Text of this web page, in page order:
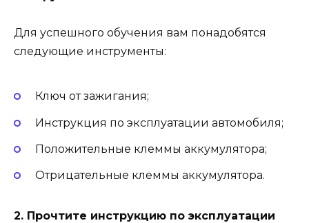
Для успешного обучения вам понадобятся
следующие инструменты:
Ключ от зажигания;
Инструкция по эксплуатации автомобиля;
Положительные клеммы аккумулятора;
Отрицательные клеммы аккумулятора.
2. Прочтите инструкцию по эксплуатации